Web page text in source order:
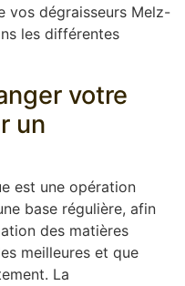
vos dégraisseurs Melz-
les différentes
votre
un
est une opération
base régulière, afin
des matières
meilleures et que
La